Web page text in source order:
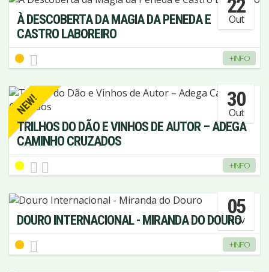
22
Out
À DESCOBERTA DA MAGIA DA PENEDA E
CASTRO LABOREIRO
+INFO
NEW! 30
Out
TRILHOS DO DÃO E VINHOS DE AUTOR – ADEGA
CAMINHO CRUZADOS
+INFO
05
Nov
DOURO INTERNACIONAL - MIRANDA DO DOURO
+INFO